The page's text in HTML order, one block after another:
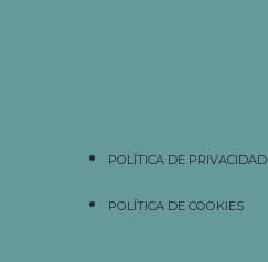
POLÍTICA DE PRIVACIDAD
POLÍTICA DE COOKIES